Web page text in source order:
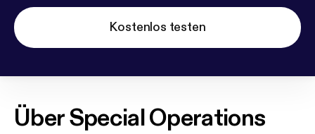
Kostenlos testen
ÜberSpecial Operations